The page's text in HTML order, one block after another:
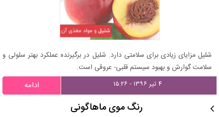
شلیل مزایای زیادی برای سلامتی دارد. شلیل در برگیرنده عملکرد بهتر سلولی و
سلامت گوارش و بهبود سیستم قلبی- عروقی است.
۴ تیر ۱۳۹۶ - ۱۵:۲۶ ادامه
رنگ موی ماهاگونی